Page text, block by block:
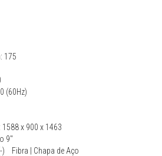
175
(60Hz)
1588 x 900 x 1463
9"
) Fibra | Chapa de Aço